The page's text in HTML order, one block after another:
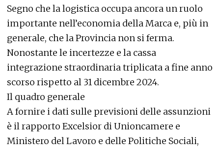
Segno che la logistica occupa ancora un ruolo
importante nell’economia della Marca e, più in
generale, che la Provincia non si ferma.
Nonostante le incertezze e la cassa
integrazione straordinaria triplicata a fine anno
scorso rispetto al 31 dicembre 2024.
Il quadro generale
A fornire i dati sulle previsioni delle assunzioni
è il rapporto Excelsior di Unioncamere e
Ministero del Lavoro e delle Politiche Sociali,